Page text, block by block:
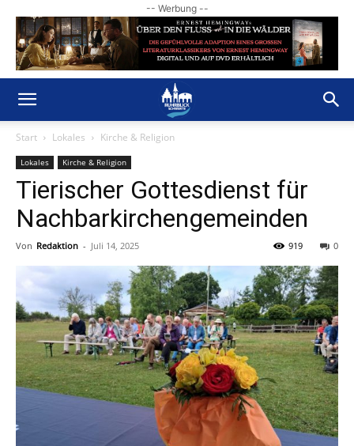
-- Werbung --
Start Lokales Kirche & Religion
Lokales Kirche & Religion
Tierischer Gottesdienst für
Nachbarkirchengemeinden
Von Redaktion - Juli 14, 2025 0
919